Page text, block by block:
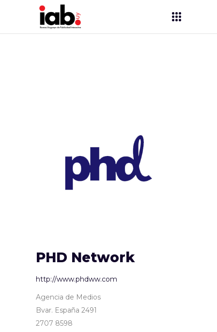
PHD Network
http://www.phdww.com
Agencia de Medios
Bvar. España 2491
2707 8598